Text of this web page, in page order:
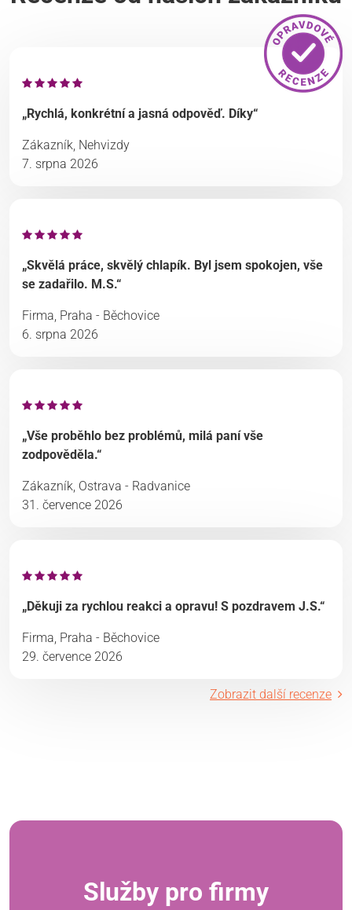
„Rychlá, konkrétní a jasná odpověď. Díky“
Zákazník, Nehvizdy
7. srpna 2026
„Skvělá práce, skvělý chlapík. Byl jsem spokojen, vše
se zadařilo. M.S.“
Firma, Praha - Běchovice
6. srpna 2026
„Vše proběhlo bez problémů, milá paní vše
zodpověděla.“
Zákazník, Ostrava - Radvanice
31. července 2026
„Děkuji za rychlou reakci a opravu! S pozdravem J.S.“
Firma, Praha - Běchovice
29. července 2026
Zobrazit další recenze
Služby pro firmy